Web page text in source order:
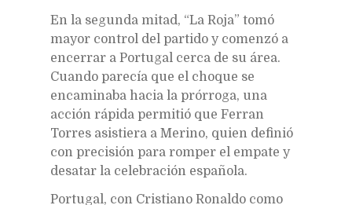
En la segunda mitad, “La Roja” tomó
mayor control del partido y comenzó a
encerrar a Portugal cerca de su área.
Cuando parecía que el choque se
encaminaba hacia la prórroga, una
acción rápida permitió que Ferran
Torres asistiera a Merino, quien definió
con precisión para romper el empate y
desatar la celebración española.
Portugal, con Cristiano Ronaldo como